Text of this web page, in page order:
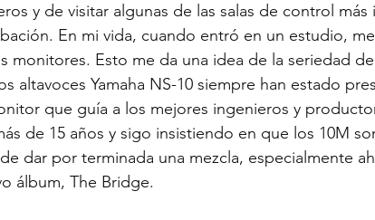
y de visitar algunas de las salas de control más
En mi vida, cuando entró en un estudio,
monitores. Esto me da una idea de la seriedad
altavoces Yamaha NS-10 siempre han estado
que guía a los mejores ingenieros y
de 15 años y sigo insistiendo en que los 10M
dar por terminada una mezcla, especialmente
álbum, The Bridge.